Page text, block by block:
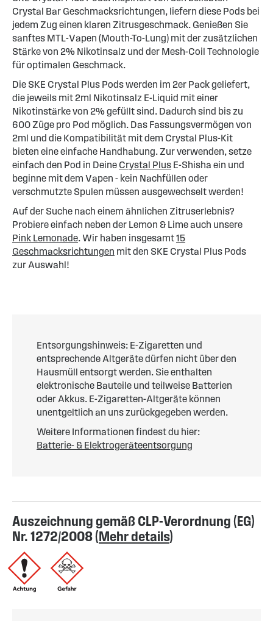
Crystal Bar Geschmacksrichtungen, liefern diese Pods bei
jedem Zug einen klaren Zitrusgeschmack. Genießen Sie
sanftes MTL-Vapen (Mouth-To-Lung) mit der zusätzlichen
Stärke von 2% Nikotinsalz und der Mesh-Coil Technologie
für optimalen Geschmack.
Die SKE Crystal Plus Pods werden im 2er Pack geliefert,
die jeweils mit 2ml Nikotinsalz E-Liquid mit einer
Nikotinstärke von 2% gefüllt sind. Dadurch sind bis zu
600 Züge pro Pod möglich. Das Fassungsvermögen von
2ml und die Kompatibilität mit dem Crystal Plus-Kit
bieten eine einfache Handhabung. Zur verwenden, setze
einfach den Pod in Deine Crystal Plus E-Shisha ein und
beginne mit dem Vapen - kein Nachfüllen oder
verschmutzte Spulen müssen ausgewechselt werden!
Auf der Suche nach einem ähnlichen Zitruserlebnis?
Probiere einfach neben der Lemon & Lime auch unsere
Pink Lemonade. Wir haben insgesamt15
Geschmacksrichtungen mit den SKE Crystal Plus Pods
zur Auswahl!
Entsorgungshinweis: E-Zigaretten und
entsprechende Altgeräte dürfen nicht über den
Hausmüll entsorgt werden. Sie enthalten
elektronische Bauteile und teilweise Batterien
oder Akkus. E-Zigaretten-Altgeräte können
unentgeltlich an uns zurückgegeben werden.
Weitere Informationen findest du hier:
Batterie- & Elektrogeräteentsorgung
Auszeichnung gemäß CLP-Verordnung (EG)
Nr. 1272/2008 (Mehr details)